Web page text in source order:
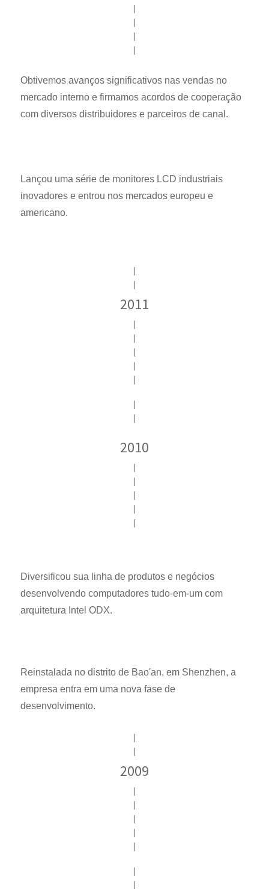
|
|
|
|
Obtivemos avanços significativos nas vendas no
mercado interno e firmamos acordos de cooperação
com diversos distribuidores e parceiros de canal.
Lançou uma série de monitores LCD industriais
inovadores e entrou nos mercados europeu e
americano.
|
|
2011
|
|
|
|
|
|
|
2010
|
|
|
|
|
Diversificou sua linha de produtos e negócios
desenvolvendo computadores tudo-em-um com
arquitetura Intel ODX.
Reinstalada no distrito de Bao'an, em Shenzhen, a
empresa entra em uma nova fase de
desenvolvimento.
|
|
2009
|
|
|
|
|
|
|